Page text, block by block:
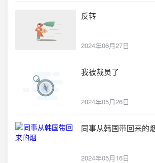
反转
2024年06月27日
我被裁员了
2024年05月26日
同事从韩国带回来的
2024年05月16日